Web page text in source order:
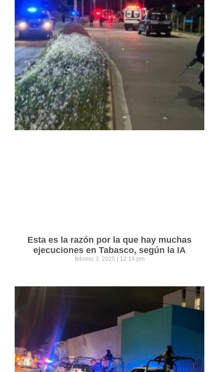
Esta es la razón por la que hay muchas
ejecuciones en Tabasco, según la IA
febrero 3, 2025 12:14 pm